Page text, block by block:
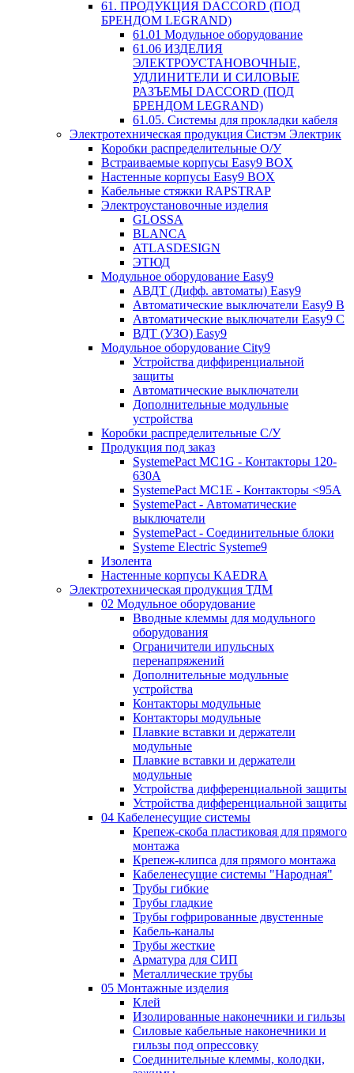
61. ПРОДУКЦИЯ DACCORD (ПОД
БРЕНДОМ LEGRAND)
61.01 Модульное оборудование
61.06 ИЗДЕЛИЯ
ЭЛЕКТРОУСТАНОВОЧНЫЕ,
УДЛИНИТЕЛИ И СИЛОВЫЕ
РАЗЪЕМЫ DACCORD (ПОД
БРЕНДОМ LEGRAND)
61.05. Системы для прокладки кабеля
Электротехническая продукция Систэм Электрик
Коробки распределительные О/У
Встраиваемые корпусы Easy9 BOX
Настенные корпусы Easy9 BOX
Кабельные стяжки RAPSTRAP
Электроустановочные изделия
GLOSSA
BLANCA
ATLASDESIGN
ЭТЮД
Модульное оборудование Easy9
АВДТ (Дифф. автоматы) Easy9
Автоматические выключатели Easy9 В
Автоматические выключатели Easy9 С
ВДТ (УЗО) Easy9
Модульное оборудование City9
Устройства диффиренциальной
защиты
Автоматические выключатели
Дополнительные модульные
устройства
Коробки распределительные C/У
Продукция под заказ
SystemePact MC1G - Контакторы 120-
630A
SystemePact MC1E - Контакторы <95A
SystemePact - Автоматические
выключатели
SystemePact - Соединительные блоки
Systeme Electric Systeme9
Изолента
Настенные корпусы KAEDRA
Электротехническая продукция ТДМ
02 Модульное оборудование
Вводные клеммы для модульного
оборудования
Ограничители ипульсных
перенапряжений
Дополнительные модульные
устройства
Контакторы модульные
Контакторы модульные
Плавкие вставки и держатели
модульные
Плавкие вставки и держатели
модульные
Устройства дифференциальной защиты
Устройства дифференциальной защиты
04 Кабеленесущие системы
Крепеж-скоба пластиковая для прямого
монтажа
Крепеж-клипса для прямого монтажа
Кабеленесущие системы "Народная"
Трубы гибкие
Трубы гладкие
Трубы гофрированные двустенные
Кабель-каналы
Трубы жесткие
Арматура для СИП
Металлические трубы
05 Монтажные изделия
Клей
Изолированные наконечники и гильзы
Силовые кабельные наконечники и
гильзы под опрессовку
Соединительные клеммы, колодки,